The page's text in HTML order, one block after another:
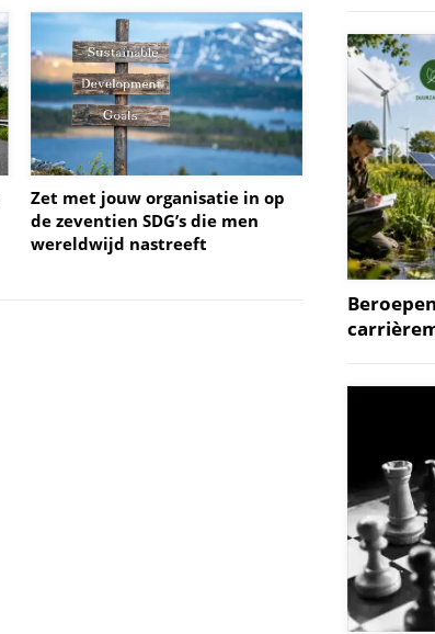
Zet met jouw organisatie in op
de zeventien SDG’s die men
wereldwijd nastreeft